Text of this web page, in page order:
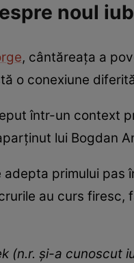
noul
, cântăreața a
o conexiune
într-un context
lui Bogdan
primului
au curs
(n.r. și-a cunoscut